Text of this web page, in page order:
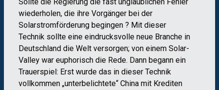
wiederholen, die ihre Vorgänger bei der
Solarstromförderung begingen ? Mit dieser
Technik sollte eine eindrucksvolle neue Branche in
Deutschland die Welt versorgen; von einem Solar-
Valley war euphorisch die Rede. Dann begann ein
Trauerspiel: Erst wurde das in dieser Technik
vollkommen „unterbelichtete“ China mit Krediten